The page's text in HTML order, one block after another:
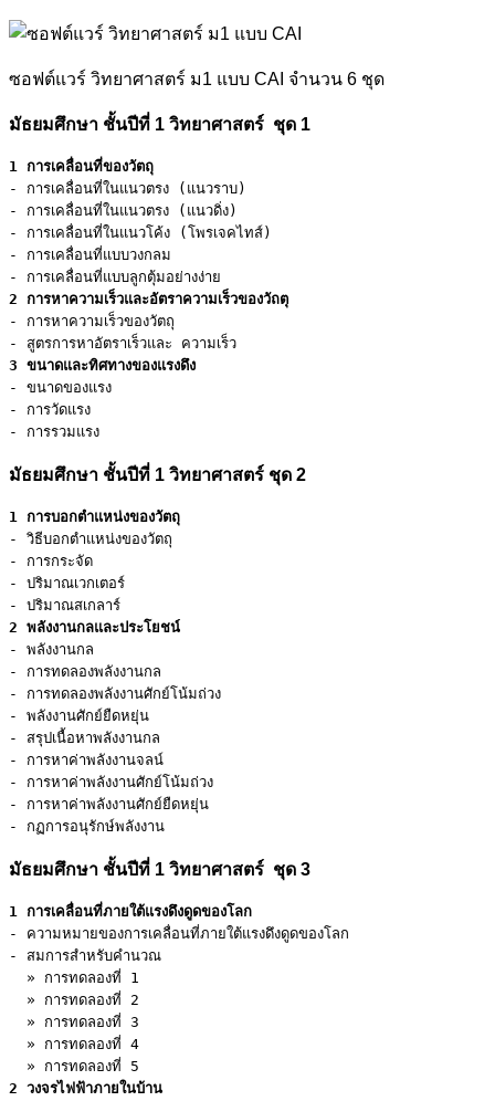
ซอฟต์แวร์ วิทยาศาสตร์ ม1 แบบ CAI จำนวน 6 ชุด
มัธยมศึกษา ชั้นปีที่ 1 วิทยาศาสตร์ ชุด 1
1 การเคลื่อนที่ของวัตถุ
- การเคลื่อนที่ในแนวตรง (แนวราบ)
- การเคลื่อนที่ในแนวตรง (แนวดิ่ง)
- การเคลื่อนที่ในแนวโค้ง (โพรเจคไทส์)
- การเคลื่อนที่แบบวงกลม
2 การหาความเร็วและอัตราความเร็วของวัถตุ
- การหาความเร็วของวัตถุ
3 ขนาดและทิศทางของแรงดึง
- ขนาดของแรง
- การวัดแรง
- การรวมแรง
มัธยมศึกษา ชั้นปีที่ 1 วิทยาศาสตร์ ชุด 2
1 การบอกตำแหน่งของวัตถุ
- วิธีบอกตำแหน่งของวัตถุ
- การกระจัด
- ปริมาณเวกเตอร์
2 พลังงานกลและประโยชน์
- พลังงานกล
- การทดลองพลังงานกล
- การทดลองพลังงานศักย์โน้มถ่วง
- พลังงานศักย์ยืดหยุ่น
- สรุปเนื้อหาพลังงานกล
- การหาค่าพลังงานจลน์
- การหาค่าพลังงานศักย์โน้มถ่วง
- การหาค่าพลังงานศักย์ยืดหยุ่น
- กฏการอนุรักษ์พลังงาน
มัธยมศึกษา ชั้นปีที่ 1 วิทยาศาสตร์ ชุด 3
1 การเคลื่อนที่ภายใต้แรงดึงดูดของโลก
- ความหมายของการเคลื่อนที่ภายใต้แรงดึงดูดของโลก
- สมการสำหรับคำนวณ
  » การทดลองที่ 1
  » การทดลองที่ 2
  » การทดลองที่ 3
  » การทดลองที่ 4
2 วงจรไฟฟ้าภายในบ้าน